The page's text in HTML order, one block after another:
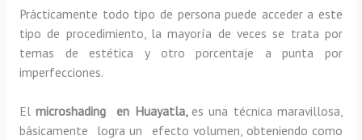
Prácticamente todo tipo de persona puede acceder a este
tipo de procedimiento, la mayoría de veces se trata por
temas de estética y otro porcentaje a punta por
imperfecciones.
Elmicroshading en Huayatla, es una técnica maravillosa,
básicamente
logra un efecto volumen, obteniendo como